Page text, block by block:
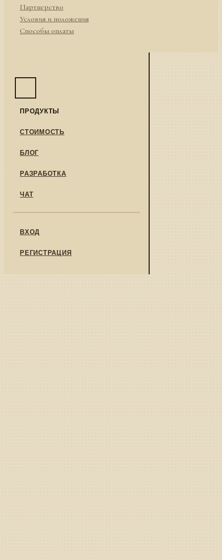
Партнерство
Условия и положения
Способы оплаты
ПРОДУКТЫ
СТОИМОСТЬ
БЛОГ
РАЗРАБОТКА
ЧАТ
ВХОД
РЕГИСТРАЦИЯ